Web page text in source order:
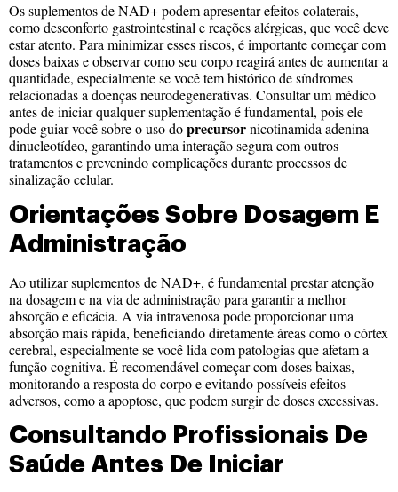
Os suplementos de NAD+ podem apresentar efeitos colaterais,
como desconforto gastrointestinal e reações alérgicas, que você deve
estar atento. Para minimizar esses riscos, é importante começar com
doses baixas e observar como seu corpo reagirá antes de aumentar a
quantidade, especialmente se você tem histórico de síndromes
relacionadas a doenças neurodegenerativas. Consultar um médico
antes de iniciar qualquer suplementação é fundamental, pois ele
pode guiar você sobre o uso doprecursornicotinamida adenina
dinucleotídeo, garantindo uma interação segura com outros
tratamentos e prevenindo complicações durante processos de
sinalização celular.
Orientações Sobre Dosagem E
Administração
Ao utilizar suplementos de NAD+, é fundamental prestar atenção
na dosagem e na via de administração para garantir a melhor
absorção e eficácia. A via intravenosa pode proporcionar uma
absorção mais rápida, beneficiando diretamente áreas como o córtex
cerebral, especialmente se você lida com patologias que afetam a
função cognitiva. É recomendável começar com doses baixas,
monitorando a resposta do corpo e evitando possíveis efeitos
adversos, como a apoptose, que podem surgir de doses excessivas.
Consultando Profissionais De
Saúde Antes De Iniciar